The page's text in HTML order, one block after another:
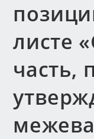
листе
часть,